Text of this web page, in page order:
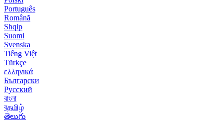
Português
Română
Shqip
Suomi
Svenska
Tiếng Việt
Türkçe
ελληνικά
Български
Русский
বাংলা
বதமிழ்
తెలుగు